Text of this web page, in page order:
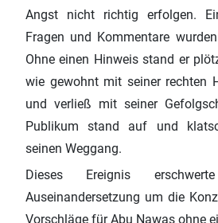
Angst nicht richtig erfolgen.
Fragen und Kommentare
Ohne einen Hinweis stand er
wie gewohnt mit seiner rechten
und verließ mit seiner
Publikum stand auf und
seinen Weggang.
Dieses Ereignis
Auseinandersetzung um die
Vorschläge für Abu Nawas ohne